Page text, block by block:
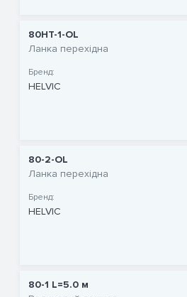
80HT-1-OL
Ланка перехідна
Бренд:
HELVIC
80-2-OL
Ланка перехідна
Бренд:
HELVIC
80-1 L=5.0 м